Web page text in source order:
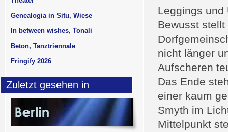
Leggings und
Bewusst
nicht länger
Aufscheren
Das Ende
einer kaum
Smyth im
Mittelpunkt
Genealogia in Situ, Wiese
In between wishes, Tonali
Beton, Tanztriennale
Fringify 2026
Zuletzt gesehen in